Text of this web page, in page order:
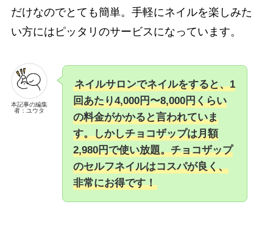
だけなのでとても簡単。手軽にネイルを楽しみた
い方にはピッタリのサービスになっています。
本記事の編集
者：ユウタ
ネイルサロンでネイルをすると、1
回あたり4,000円〜8,000円くらい
の料金がかかると言われていま
す。しかしチョコザップは月額
2,980円で使い放題。チョコザップ
のセルフネイルはコスパが良く、
非常にお得です！